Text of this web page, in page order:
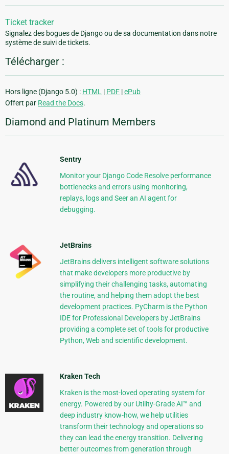
Ticket tracker
Signalez des bogues de Django ou de sa documentation dans notre
système de suivi de tickets.
Télécharger :
Hors ligne (Django 5.0) : HTML | PDF |ePub
Offert par Read the Docs.
Diamond and Platinum Members
Sentry
Monitor your Django Code Resolve performance
bottlenecks and errors using monitoring,
replays, logs and Seer an AI agent for
debugging.
JetBrains
JetBrains delivers intelligent software solutions
that make developers more productive by
simplifying their challenging tasks, automating
the routine, and helping them adopt the best
development practices. PyCharm is the Python
IDE for Professional Developers by JetBrains
providing a complete set of tools for productive
Python, Web and scientific development.
Kraken Tech
Kraken is the most-loved operating system for
energy. Powered by our Utility-Grade AI™ and
deep industry know-how, we help utilities
transform their technology and operations so
they can lead the energy transition. Delivering
better outcomes from generation through